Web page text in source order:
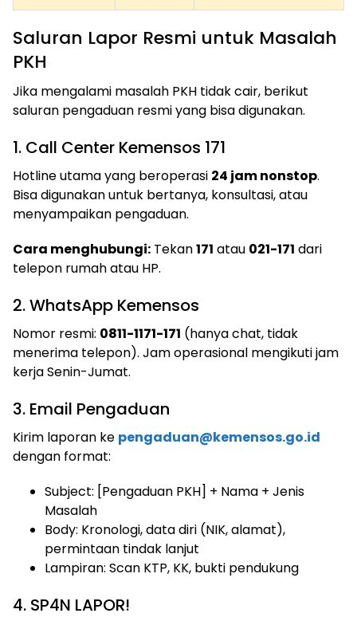
Saluran Lapor Resmi untuk Masalah
PKH
Jika mengalami masalah PKH tidak cair, berikut
saluran pengaduan resmi yang bisa digunakan.
1. Call Center Kemensos 171
Hotline utama yang beroperasi 24 jam nonstop.
Bisa digunakan untuk bertanya, konsultasi, atau
menyampaikan pengaduan.
Cara menghubungi: Tekan171 atau 021-171 dari
telepon rumah atau HP.
2. WhatsApp Kemensos
Nomor resmi: 0811-1171-171 (hanya chat, tidak
menerima telepon). Jam operasional mengikuti jam
kerja Senin-Jumat.
3. Email Pengaduan
Kirim laporan ke pengaduan@kemensos.go.id
dengan format:
Subject: [Pengaduan PKH] + Nama + Jenis
Masalah
Body: Kronologi, data diri (NIK, alamat),
permintaan tindak lanjut
Lampiran: Scan KTP, KK, bukti pendukung
4. SP4N LAPOR!